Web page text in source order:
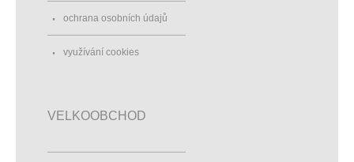
ochrana osobních údajů
využívání cookies
VELKOOBCHOD